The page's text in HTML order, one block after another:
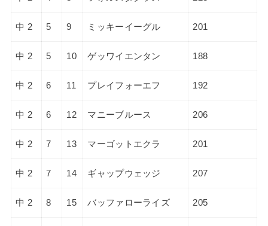
中 2 5 9 ミッキーイーグル 201
中 2 5 10 ゲッワイエンタン 188
中 2 6 11 プレイフォーエフ 192
中 2 6 12 マニーブルース 206
中 2 7 13 マーゴットエクラ 201
中 2 7 14 ギャップウェッジ 207
中 2 8 15 バッファローライズ 205